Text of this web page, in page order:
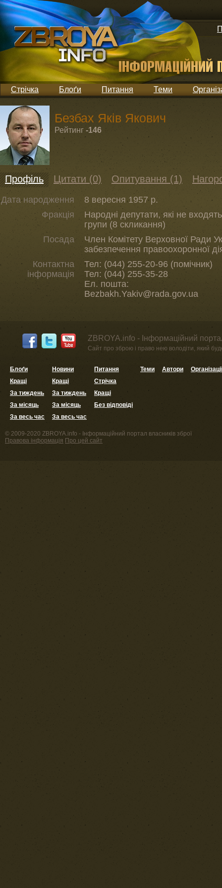
Стрічка Блоґи Питання Теми
Безбах Яків Якович
Рейтинг -146
Профіль Цитати (0) Опитування (1)
Дата народження
8 вересня 1957 р.
Фракція
Народні депутати, які не
групи (8 скликання)
Посада
Член Комітету Верховної Ради
забезпечення правоохоронної
Контактна
інформація
Тел: (044) 255-20-96 (помічник)
Тел: (044) 255-35-28
Ел. пошта:
Bezbakh.Yakiv@rada.gov.ua
ZBROYA.info - Інформаційний
Сайт про зброю і право нею володіти, який
Блоґи
Кращі
За тиждень
За місяць
За весь час
Новини
Кращі
За тиждень
За місяць
За весь час
Питання
Стрічка
Кращі
Без відповіді
Теми Автори
© 2009-2020 ZBROYA.info - Інформаційний портал власників зброї
Правова інформація Про цей сайт